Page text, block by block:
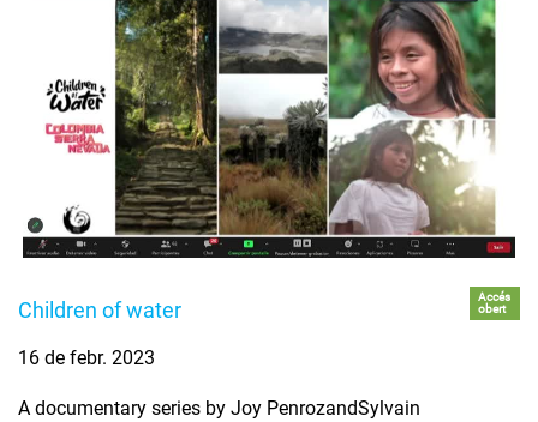
Children of water
Accés
obert
16 de febr. 2023
A documentary series by Joy PenrozandSylvain